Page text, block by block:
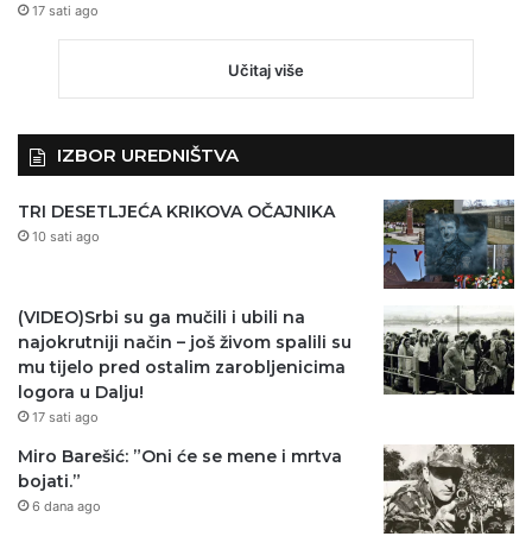
17 sati ago
Učitaj više
IZBOR UREDNIŠTVA
TRI DESETLJEĆA KRIKOVA OČAJNIKA
10 sati ago
(VIDEO)Srbi su ga mučili i ubili na
najokrutniji način – još živom spalili su
mu tijelo pred ostalim zarobljenicima
logora u Dalju!
17 sati ago
Miro Barešić: ”Oni će se mene i mrtva
bojati.”
6 dana ago